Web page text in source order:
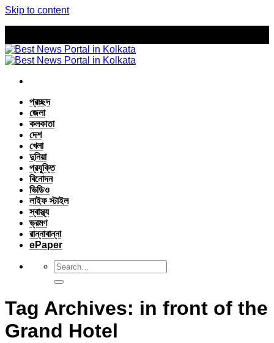
Skip to content
প্রচ্ছদ
জেলা
কলকাতা
দেশ
খেলা
দুনিয়া
প্রযুক্তি
বিনোদন
ভিডিও
লাইফ স্টাইল
স্বাস্থ্য
ভ্রমণ
রান্নাবান্না
ePaper
Tag Archives: in front of the
Grand Hotel